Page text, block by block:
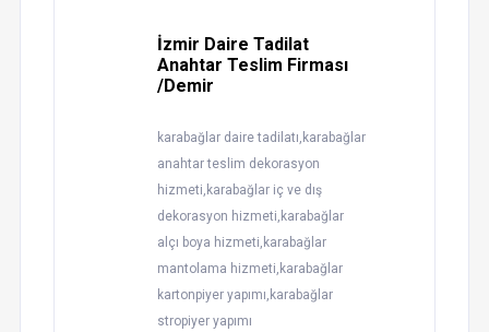
İzmir Daire Tadilat
Anahtar Teslim Firması
/Demir
karabağlar daire tadilatı,karabağlar
anahtar teslim dekorasyon
hizmeti,karabağlar iç ve dış
dekorasyon hizmeti,karabağlar
alçı boya hizmeti,karabağlar
mantolama hizmeti,karabağlar
kartonpiyer yapımı,karabağlar
stropiyer yapımı